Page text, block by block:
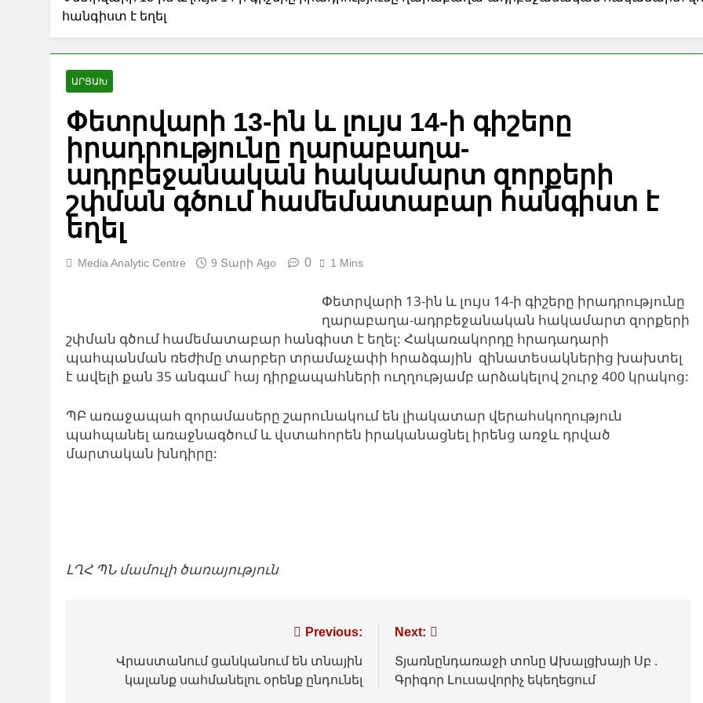
հանգիստ է եղել
ԱՐՑԱԽ
Փետրվարի 13-ին և լույս 14-ի գիշերը
իրադրությունը ղարաբաղա-
ադրբեջանական հակամարտ զորքերի
շփման գծում համեմատաբար հանգիստ է
եղել
Media Analytic Centre 9 Տարի Ago 0 1 Mins
Փետրվարի 13-ին և լույս 14-ի գիշերը իրադրությունը
ղարաբաղա-ադրբեջանական հակամարտ զորքերի
շփման գծում համեմատաբար հանգիստ է եղել: Հակառակորդը հրադադարի
պահպանման ռեժիմը տարբեր տրամաչափի հրաձգային զինատեսակներից խախտել
է ավելի քան 35 անգամ՝ հայ դիրքապահների ուղղությամբ արձակելով շուրջ 400 կրակոց:
ՊԲ առաջապահ զորամասերը շարունակում են լիակատար վերահսկողություն
պահպանել առաջնագծում և վստահորեն իրականացնել իրենց առջև դրված
մարտական խնդիրը:
ԼՂՀ ՊՆ մամուլի ծառայություն
նավարկումը
Previous:
Վրաստանում ցանկանում են տնային
կալանք սահմանելու օրենք ընդունել
Next:
Տյառնընդառաջի տոնը Ախալցխայի Սբ .
Գրիգոր Լուսավորիչ եկեղեցում